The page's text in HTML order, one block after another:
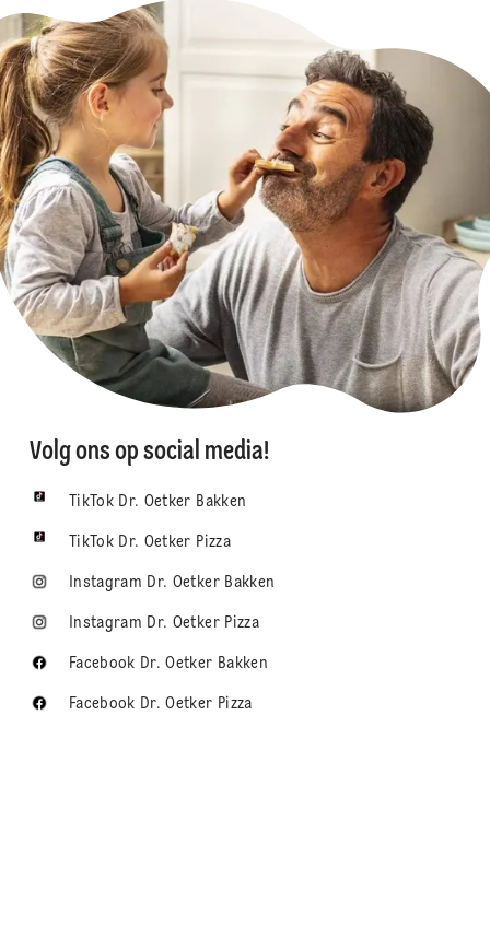
Volg ons op social media!
TikTok Dr. Oetker Bakken
TikTok Dr. Oetker Pizza
Instagram Dr. Oetker Bakken
Instagram Dr. Oetker Pizza
Facebook Dr. Oetker Bakken
Facebook Dr. Oetker Pizza